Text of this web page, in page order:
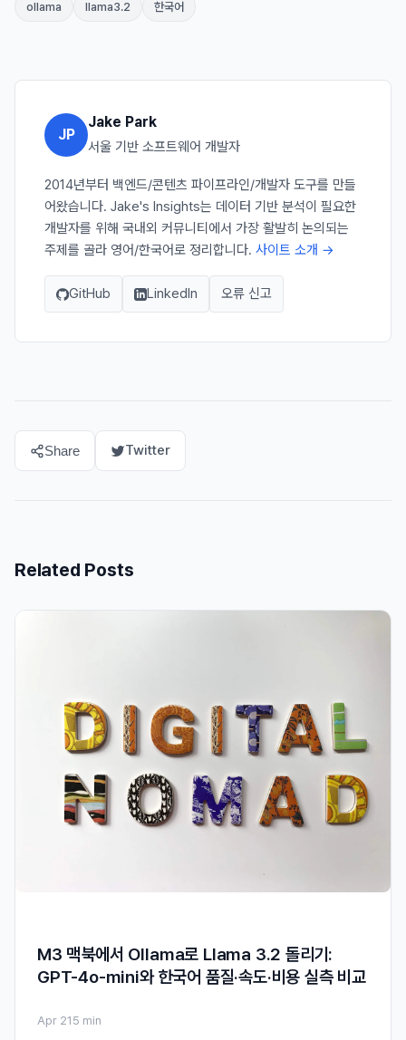
ollama llama3.2 한국어
JP
Jake Park
서울 기반 소프트웨어 개발자
2014년부터 백엔드/콘텐츠 파이프라인/개발자 도구를 만들
어왔습니다. Jake's Insights는 데이터 기반 분석이 필요한
개발자를 위해 국내외 커뮤니티에서 가장 활발히 논의되는
주제를 골라 영어/한국어로 정리합니다. 사이트 소개 →
GitHub LinkedIn 오류 신고
Share Twitter
Related Posts
M3 맥북에서 Ollama로 Llama 3.2 돌리기:
GPT-4o-mini와 한국어 품질·속도·비용 실측 비교
Apr 21 5 min